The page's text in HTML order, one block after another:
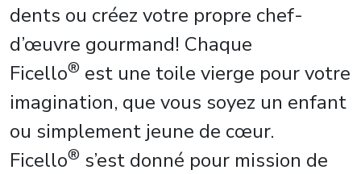
dents ou créez votre propre chef-
d’œuvre gourmand! Chaque
Ficello® est une toile vierge pour votre
imagination, que vous soyez un enfant
ou simplement jeune de cœur.
Ficello® s’est donné pour mission de